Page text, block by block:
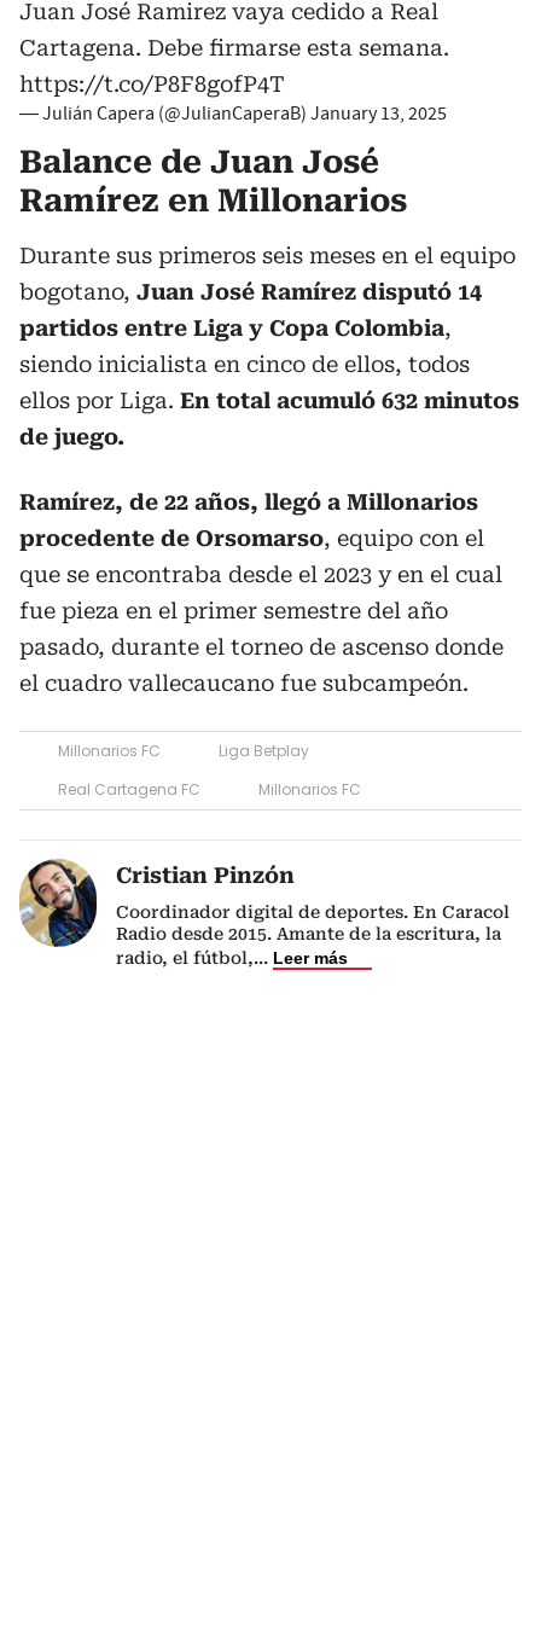
Juan José Ramirez vaya cedido a Real
Cartagena. Debe firmarse esta semana.
https://t.co/P8F8gofP4T
— Julián Capera (@JulianCaperaB) January 13, 2025
Balance de Juan José
Ramírez en Millonarios
Durante sus primeros seis meses en el equipo
bogotano, Juan José Ramírez disputó 14
partidos entre Liga y Copa Colombia,
siendo inicialista en cinco de ellos, todos
ellos por Liga. En total acumuló 632 minutos
de juego.
Ramírez, de 22 años, llegó a Millonarios
procedente de Orsomarso, equipo con el
que se encontraba desde el 2023 y en el cual
fue pieza en el primer semestre del año
pasado, durante el torneo de ascenso donde
el cuadro vallecaucano fue subcampeón.
Millonarios FC
Liga Betplay
Real Cartagena FC
Millonarios FC
Cristian Pinzón
Coordinador digital de deportes. En Caracol
Radio desde 2015. Amante de la escritura, la
radio, el fútbol,... Leer más